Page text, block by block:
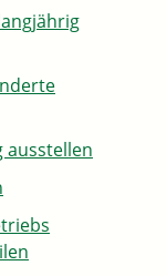
ausstellen